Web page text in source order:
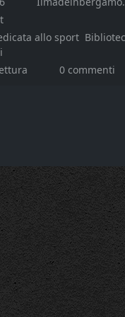
allo sport
0 commenti